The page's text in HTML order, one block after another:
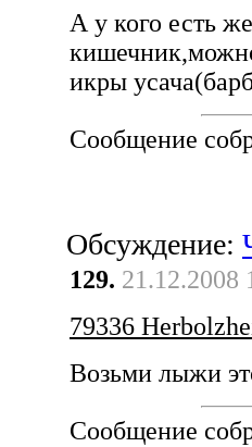
А у кого есть
икры
Сообщение
Обсуждение:
129. 21.12.2008
79336
Возьми лыжи
Сообщение